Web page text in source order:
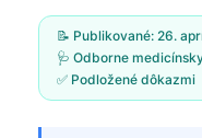
📝 Publikované: 26.
🩺 Odborne
✅ Podložené dôkazmi